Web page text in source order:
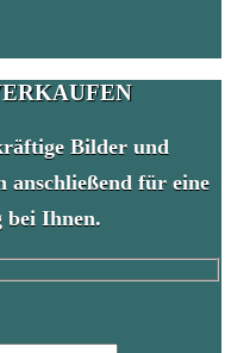
Bilder und
für eine
bei Ihnen.